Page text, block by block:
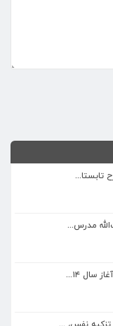
مدرس...
سال ۱۴...